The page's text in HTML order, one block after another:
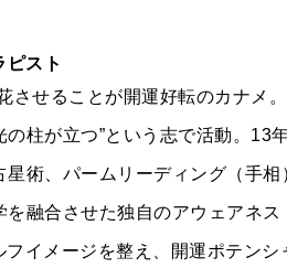
ピスト
させることが開運好転のカナメ
柱が立つ”という志で活動。13
星術、パームリーディング（手
融合させた独自のアウェアネス
イメージを整え、開運ポテンシ